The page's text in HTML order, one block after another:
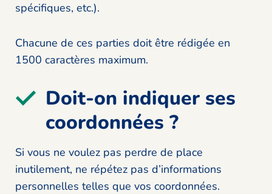
spécifiques, etc.).
Chacune de ces parties doit être rédigée en
1500 caractères maximum.
Doit-on indiquer ses
coordonnées ?
Si vous ne voulez pas perdre de place
inutilement, ne répétez pas d’informations
personnelles telles que vos coordonnées.